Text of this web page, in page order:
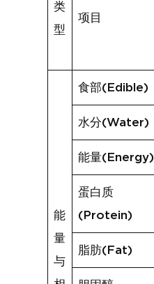
类
型
项目
能
量
与
食部(Edible)
水分(Water)
能量(Energy)
蛋白质
(Protein)
脂肪(Fat)